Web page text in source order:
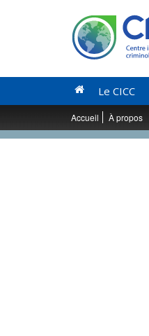
Le CICC
Accueil À propos